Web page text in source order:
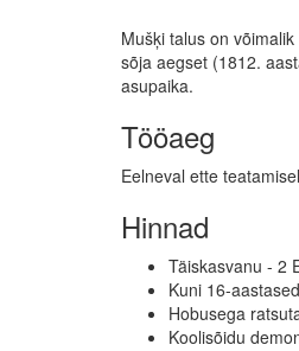
Mušķi talus on
sõja aegset (1812.
asupaika.
Tööaeg
Eelneval ette
Hinnad
Täiskasvanu - 2
Kuni 16-
Hobusega
Koolisõidu